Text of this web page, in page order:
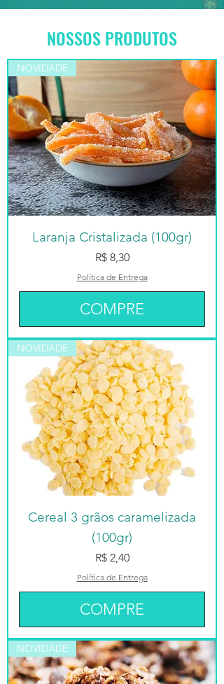
NOVIDADE
Laranja Cristalizada (100gr)
Preço
R$ 8,30
Política de Entrega
COMPRE
NOVIDADE
Cereal 3 grãos caramelizada
(100gr)
Preço
R$ 2,40
Política de Entrega
COMPRE
NOVIDADE
NOSSOS PRODUTOS